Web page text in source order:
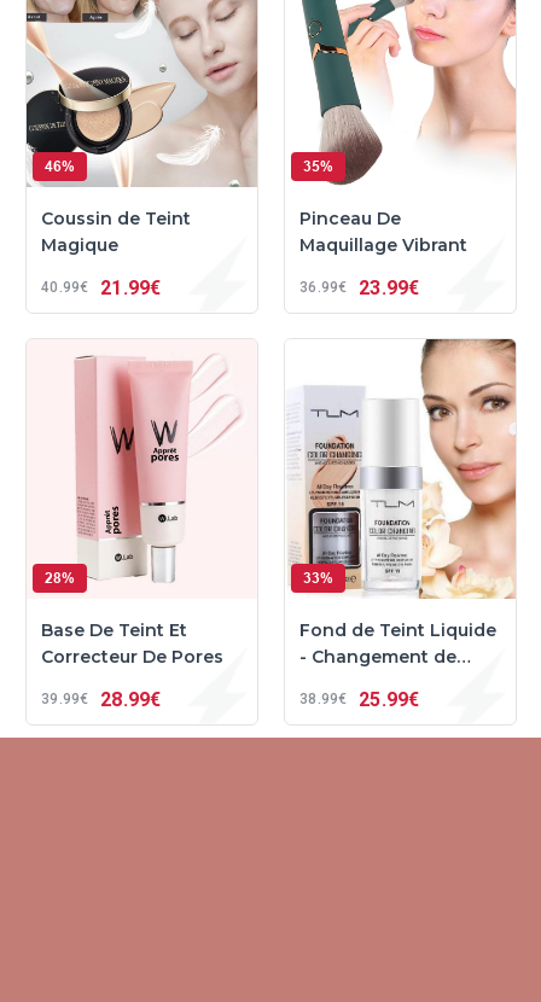
46%
Coussin de Teint
Magique
40 99€ 21 99€
35%
Pinceau De
Maquillage Vibrant
36 99€ 23 99€
28%
Base De Teint Et
Correcteur De Pores
39 99€ 28 99€
33%
Fond de Teint Liquide
- Changement de
38 99€ 25 99€